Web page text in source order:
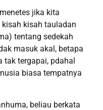
jika kita
kisah tauladan
tentang sedekah
masuk akal, betapa
tak tergapai, pdahal
biasa tempatnya
beliau berkata